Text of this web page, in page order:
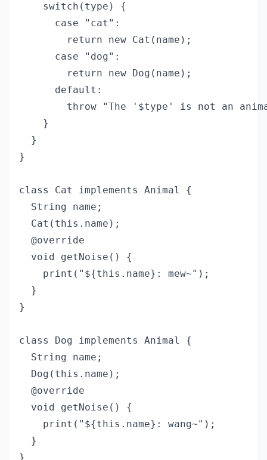
    switch(type) {
      case "cat":
        return new Cat(name);
      case "dog":
        return new Dog(name);
      default:
throw "The '$type' is not an
    }
  }
}
class Cat implements Animal {
  String name;
  Cat(this.name);
  @override
  void getNoise() {
    print("${this.name}: mew~");
  }
}
class Dog implements Animal {
  String name;
  Dog(this.name);
  @override
  void getNoise() {
    print("${this.name}: wang~");
  }
}